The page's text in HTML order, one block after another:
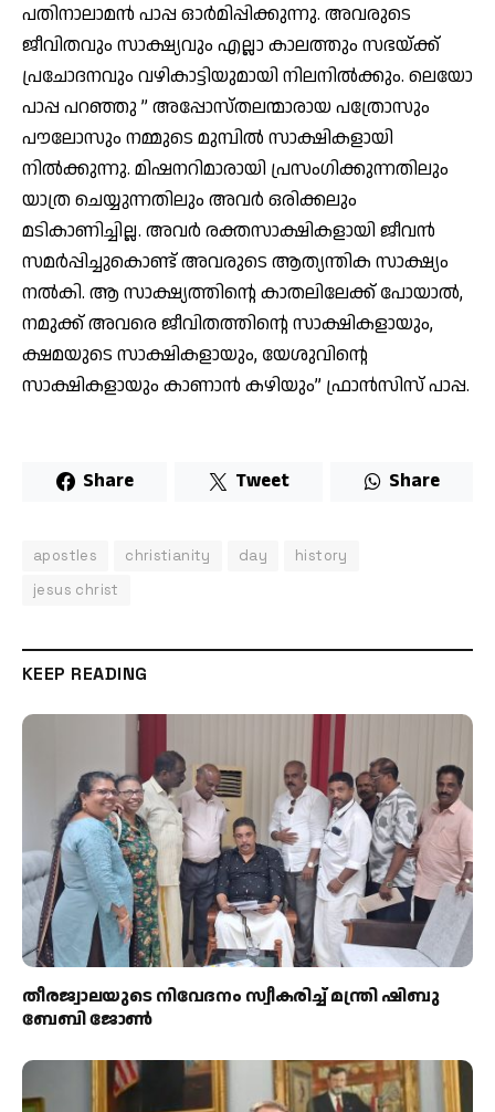
പതിനാലാമന്‍ പാപ്പ ഓര്‍മിപ്പിക്കുന്നു. അവരുടെ
ജീവിതവും സാക്ഷ്യവും എല്ലാ കാലത്തും സഭയ്ക്ക്
പ്രചോദനവും വഴികാട്ടിയുമായി നിലനില്‍ക്കും. ലെയോ
പാപ്പ പറഞ്ഞു ” അപ്പോസ്തലന്മാരായ പത്രോസും
പൗലോസും നമ്മുടെ മുമ്പില്‍ സാക്ഷികളായി
നില്‍ക്കുന്നു. മിഷനറിമാരായി പ്രസംഗിക്കുന്നതിലും
യാത്ര ചെയ്യുന്നതിലും അവര്‍ ഒരിക്കലും
മടികാണിച്ചില്ല. അവര്‍ രക്തസാക്ഷികളായി ജീവന്‍
സമര്‍പ്പിച്ചുകൊണ്ട് അവരുടെ ആത്യന്തിക സാക്ഷ്യം
നല്‍കി. ആ സാക്ഷ്യത്തിന്റെ കാതലിലേക്ക് പോയാല്‍,
നമുക്ക് അവരെ ജീവിതത്തിന്റെ സാക്ഷികളായും,
ക്ഷമയുടെ സാക്ഷികളായും, യേശുവിന്റെ
സാക്ഷികളായും കാണാന്‍ കഴിയും” ഫ്രാന്‍സിസ് പാപ്പ.
Share Tweet Share
apostles christianity day
history
jesus christ
KEEP READING
തീരജ്വാലയുടെ നിവേദനം സ്വീകരിച്ച് മന്ത്രി ഷിബു
ബേബി ജോൺ